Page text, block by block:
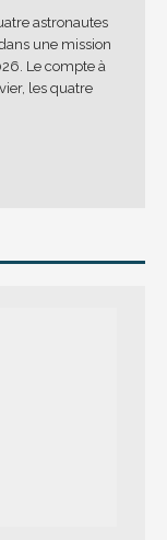
astronautes
une mission
Le compte à
les quatre